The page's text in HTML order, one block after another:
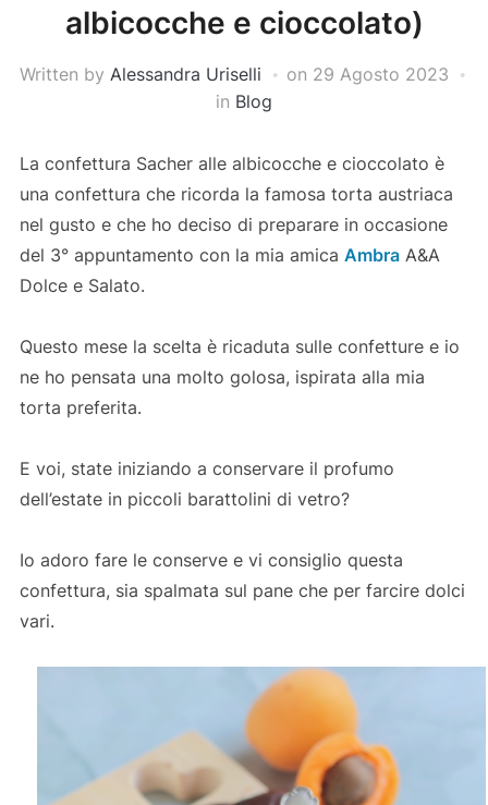
albicocche e cioccolato)
Written by Alessandra Uriselli on 29 Agosto 2023
in Blog
La confettura Sacher alle albicocche e cioccolato è
una confettura che ricorda la famosa torta austriaca
nel gusto e che ho deciso di preparare in occasione
del 3° appuntamento con la mia amica AmbraA&A
Dolce e Salato.
Questo mese la scelta è ricaduta sulle confetture e io
ne ho pensata una molto golosa, ispirata alla mia
torta preferita.
E voi, state iniziando a conservare il profumo
dell’estate in piccoli barattolini di vetro?
Io adoro fare le conserve e vi consiglio questa
confettura, sia spalmata sul pane che per farcire dolci
vari.